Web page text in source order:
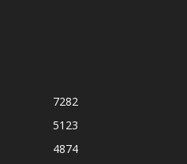
7282
5123
4874